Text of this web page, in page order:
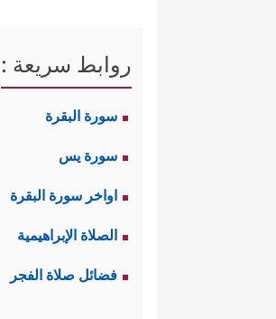
روابط سريعة :
سورة البقرة
سورة يس
اواخر سورة البقرة
الصلاة الإبراهيمية
فضائل صلاة الفجر